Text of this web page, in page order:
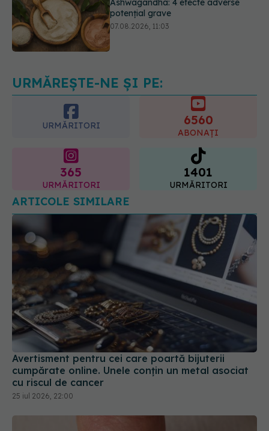
Ți-ai mărit buzele? Cele 4 greșeli
URMĂREȘTE-NE ȘI PE:
URMĂRITORI 6560
ABONAȚI
365
URMĂRITORI
1401
URMĂRITORI
ARTICOLE SIMILARE
Avertisment pentru cei care poartă bijuterii
cumpărate online. Unele conțin un metal asociat
cu riscul de cancer
25 iul 2026, 22:00